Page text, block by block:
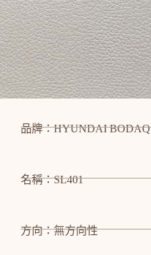
品牌：HYUNDAI BODAQ
名稱：SL401
方向：無方向性